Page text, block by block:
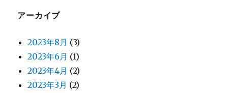
アーカイブ
2023年8月 (3)
2023年6月 (1)
2023年4月 (2)
2023年3月 (2)